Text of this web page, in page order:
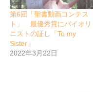
第6回「聖書動画コンテス
ト」 最優秀賞にバイオリ
ニストの証し「To my
Sister」
2022年3月22日